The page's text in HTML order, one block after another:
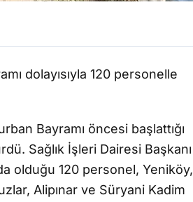
dolayısıyla 120 personelle
Bayramı öncesi başlattığı
Sağlık İşleri Dairesi Başkanı
olduğu 120 personel, Yeniköy,
Alipınar ve Süryani Kadim